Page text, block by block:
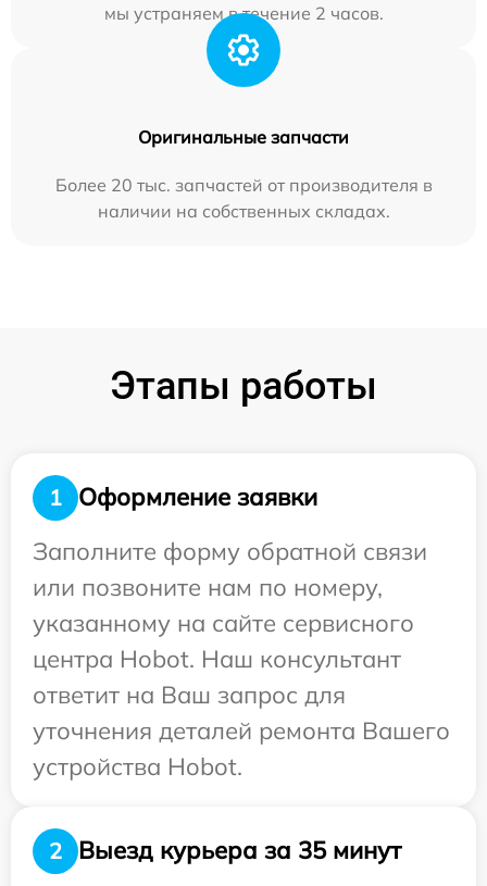
мы устраняем в течение 2 часов.
Оригинальные запчасти
Более 20 тыс. запчастей от производителя в
наличии на собственных складах.
Этапы работы
1
Оформление заявки
Заполните форму обратной связи
или позвоните нам по номеру,
указанному на сайте сервисного
центра Hobot. Наш консультант
ответит на Ваш запрос для
уточнения деталей ремонта Вашего
устройства Hobot.
2 Выезд курьера за 35 минут